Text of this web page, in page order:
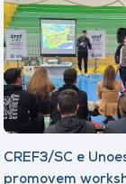
CREF3/SC e
promovem